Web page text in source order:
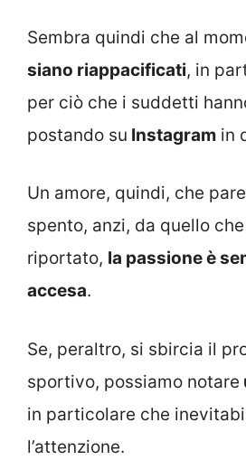
Sembra quindi che al
siano riappacificati, in
per ciò che i suddetti
postando su Instagram in
Un amore, quindi, che
spento, anzi, da quello
riportato, la passione è
accesa.
Se, peraltro, si sbircia il
sportivo, possiamo notare
in particolare che
l’attenzione.